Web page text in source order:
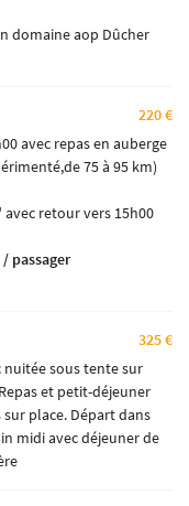
domaine aop Dûcher
220 €
avec repas en auberge
75 à 95 km)
retour vers 15h00
passager
325 €
nuitée sous tente sur
et petit-déjeuner
place. Départ dans
midi avec déjeuner de